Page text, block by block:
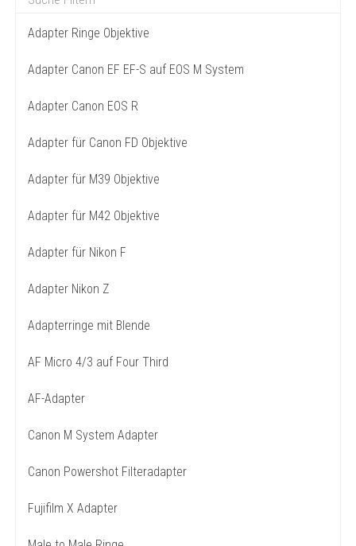
Adapter Ringe Objektive
Adapter Canon EF EF-S auf EOS M System
Adapter Canon EOS R
Adapter für Canon FD Objektive
Adapter für M39 Objektive
Adapter für M42 Objektive
Adapter für Nikon F
Adapter Nikon Z
Adapterringe mit Blende
AF Micro 4/3 auf Four Third
AF-Adapter
Canon M System Adapter
Canon Powershot Filteradapter
Fujifilm X Adapter